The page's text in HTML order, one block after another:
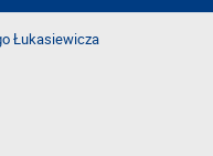
Łukasiewicza